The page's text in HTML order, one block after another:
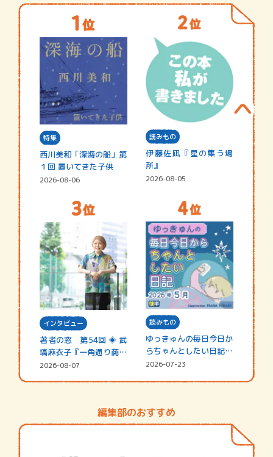
特集
西川美和「深海の船」第
１回 置いてきた子供
2026-08-06
読みもの
伊藤佐凪『星の集う場
所』
2026-08-05
インタビュー
著者の窓 第54回 ◈ 武
塙麻衣子『一角通り商店
街の…
2026-08-07
読みもの
ゆっきゅんの毎日今日か
らちゃんとしたい日記
☆202…
2026-07-23
編集部のおすすめ